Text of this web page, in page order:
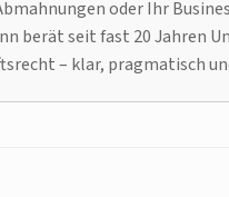
oder Ihr
berät seit fast 20 Jahren
– klar, pragmatisch